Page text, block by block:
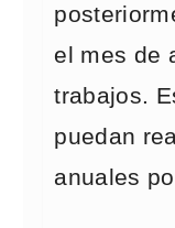
el mes de
trabajos.
puedan
anuales